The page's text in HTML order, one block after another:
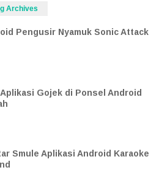
Archives
Pengusir Nyamuk Sonic Attack
Gojek di Ponsel Android
Smule Aplikasi Android Karaoke